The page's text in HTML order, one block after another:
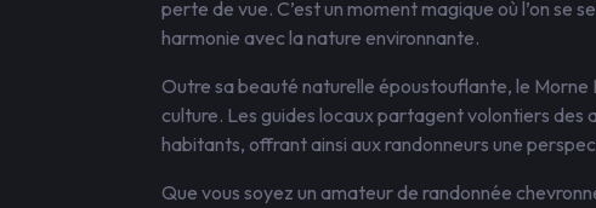
perte de vue. C’est un moment magique où l’on se
harmonie avec la nature environnante.
Outre sa beauté naturelle époustouflante, le
culture. Les guides locaux partagent volontiers des
habitants, offrant ainsi aux randonneurs une
Que vous soyez un amateur de randonnée